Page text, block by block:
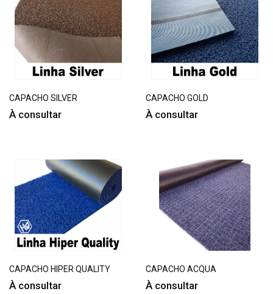
CAPACHO SILVER
À consultar
CAPACHO GOLD
À consultar
CAPACHO HIPER QUALITY
À consultar
CAPACHO ACQUA
À consultar